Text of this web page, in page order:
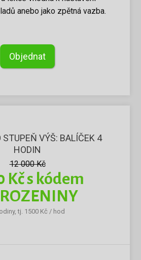
anebo jako zpětná vazba.
Objednat
STUPEŇ VÝŠ: BALÍČEK 4
HODIN
12 000 Kč
Kč s kódem
tj. 1500 Kč / hod